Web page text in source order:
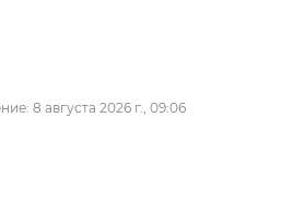
8 августа 2026 г., 09:06